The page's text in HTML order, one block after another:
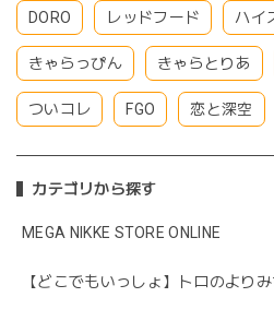
DORO レッドフード ハイ
きゃらっぴん きゃらとりあ
ついコレ FGO 恋と深空
カテゴリから探す
MEGA NIKKE STORE ONLINE
【どこでもいっしょ】トロのより